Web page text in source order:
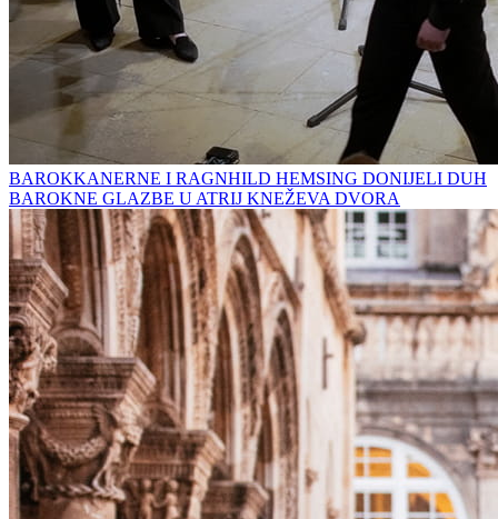
BAROKKANERNE I RAGNHILD HEMSING DONIJELI DUH
BAROKNE GLAZBE U ATRIJ KNEŽEVA DVORA